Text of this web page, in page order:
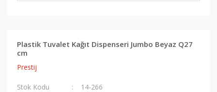
Plastik Tuvalet Kağıt Dispenseri Jumbo Beyaz Q27
cm
Prestij
Stok Kodu
14-266